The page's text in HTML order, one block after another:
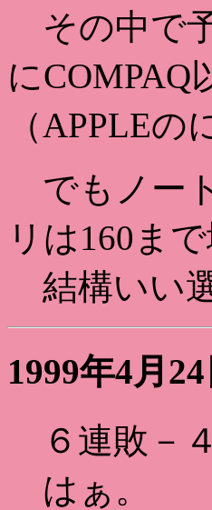
その中で
にCOMPAQ
（APPLE
でもノー
リは160ま
結構いい
1999年4月
６連敗－
はぁ。